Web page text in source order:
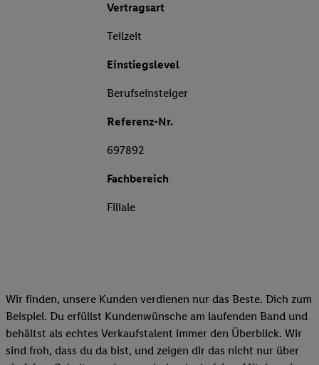
Vertragsart
Teilzeit
Einstiegslevel
Berufseinsteiger
Referenz-Nr.
697892
Fachbereich
Filiale
Wir finden, unsere Kunden verdienen nur das Beste. Dich zum
Beispiel. Du erfüllst Kundenwünsche am laufenden Band und
behältst als echtes Verkaufstalent immer den Überblick. Wir
sind froh, dass du da bist, und zeigen dir das nicht nur über